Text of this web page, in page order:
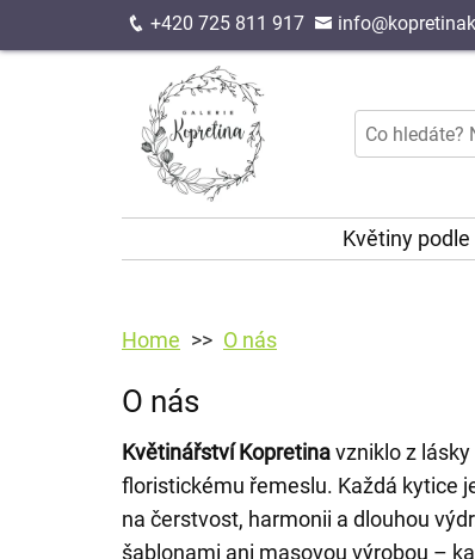
+420 725 811 917
Květiny
Home O nás
O nás
Květinářství Kopretinavzniklo z
floristickému řemeslu. Každá kytice
na čerstvost, harmonii a dlouhou
šablonami ani masovou výrobou –